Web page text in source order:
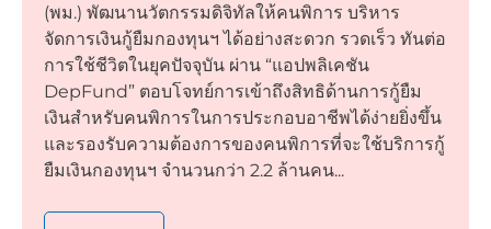
(พม.) พัฒนานวัตกรรมดิจิทัลให้คนพิการ บริหาร
จัดการเงินกู้ยืมกองทุนฯ ได้อย่างสะดวก รวดเร็ว ทันต่อ
การใช้ชีวิตในยุคปัจจุบัน ผ่าน “แอปพลิเคชัน
DepFund” ตอบโจทย์การเข้าถึงสิทธิด้านการกู้ยืม
เงินสำหรับคนพิการในการประกอบอาชีพได้ง่ายยิ่งขึ้น
และรองรับความต้องการของคนพิการที่จะใช้บริการกู้
ยืมเงินกองทุนฯ จำนวนกว่า 2.2 ล้านคน...